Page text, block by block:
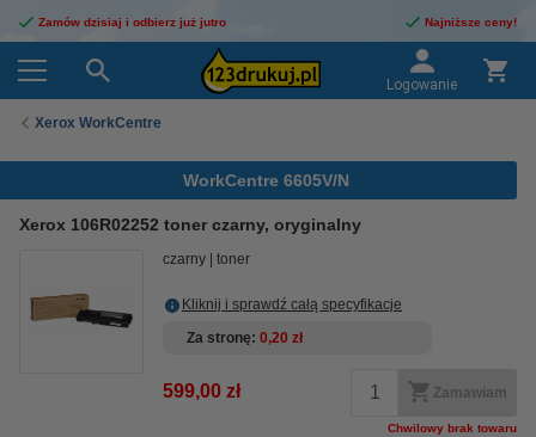
Zamów dzisiaj i odbierz już jutro Najniższe ceny!
Logowanie
Xerox WorkCentre
WorkCentre 6605V/N
Xerox 106R02252 toner czarny, oryginalny
czarny toner
Kliknij i sprawdź całą specyfikacje
Za stronę 0,20 zł
599,00 zł Zamawiam
Chwilowy brak towaru